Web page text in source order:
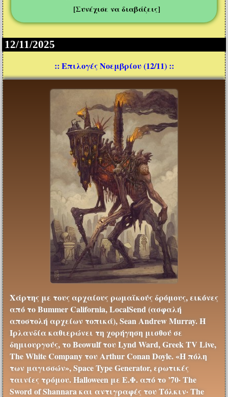
[Συνέχισε να διαβάζεις]
12/11/2025
:: Επιλογές Νοεμβρίου (12/11) ::
Χάρτης με τους αρχαίους ρωμαϊκούς δρόμους, εικόνες
από το Bummer California, LocalSend (ασφαλή
αποστολή αρχείων τοπικά), Sean Andrew Murray. Η
Ιρλανδία καθιερώνει τη χορήγηση μισθού σε
δημιουργούς, το Beowulf του Lynd Ward, Greek TV Live,
The White Company του Arthur Conan Doyle. «Η πόλη
των μαγισσών», Space Type Generator, ερωτικές
ταινίες τρόμου. Halloween με Ε.Φ. από το ’70· The
Sword of Shannara και αντιγραφές του Τόλκιν· The